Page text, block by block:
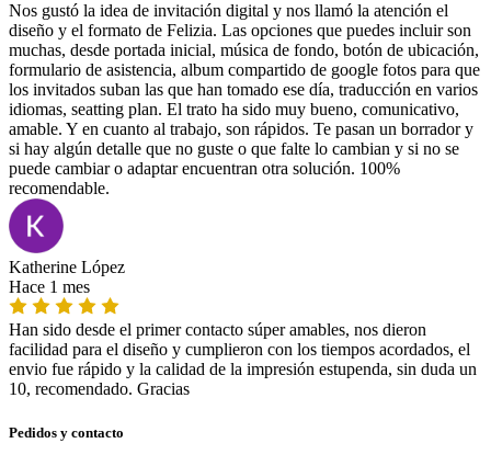
Nos gustó la idea de invitación digital y nos llamó la atención el
diseño y el formato de Felizia. Las opciones que puedes incluir son
muchas, desde portada inicial, música de fondo, botón de ubicación,
formulario de asistencia, album compartido de google fotos para que
los invitados suban las que han tomado ese día, traducción en varios
idiomas, seatting plan. El trato ha sido muy bueno, comunicativo,
amable. Y en cuanto al trabajo, son rápidos. Te pasan un borrador y
si hay algún detalle que no guste o que falte lo cambian y si no se
puede cambiar o adaptar encuentran otra solución. 100%
recomendable.
Katherine López
Hace 1 mes
Han sido desde el primer contacto súper amables, nos dieron
facilidad para el diseño y cumplieron con los tiempos acordados, el
envio fue rápido y la calidad de la impresión estupenda, sin duda un
10, recomendado. Gracias
Pedidos y contacto